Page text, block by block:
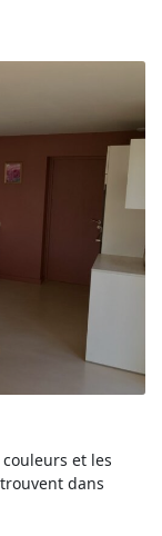
et les
dans